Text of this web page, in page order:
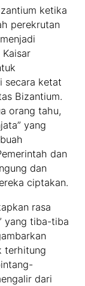
ketika
perekrutan
secara ketat
Bizantium.
orang tahu,
yang
dan
dan
ciptakan.
rasa
yang tiba-tiba
terhitung
dari